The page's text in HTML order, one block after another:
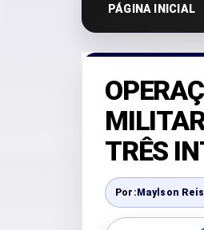
PÁGINA INICIAL
TRÊS
Por:Maylson Reis